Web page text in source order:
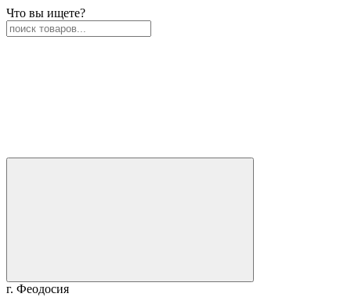
Что вы ищете?
г. Феодосия